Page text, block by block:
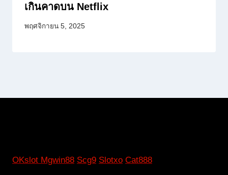
เกินคาดบน Netflix
พฤศจิกายน 5, 2025
OKslot Mgwin88 Scg9 Slotxo Cat888